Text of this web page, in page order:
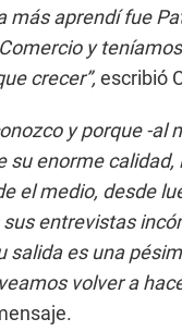
más aprendí fue
y
crecer”, escribió
y porque -
su enorme
el medio, desde
entrevistas
salida es una
volver a